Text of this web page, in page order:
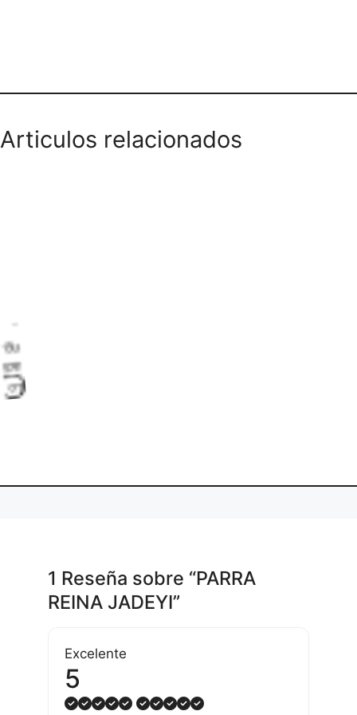
Articulos relacionados
L
o
d
i
g
1 Reseña sobre “PARRA
REINA JADEYI”
Excelente
5